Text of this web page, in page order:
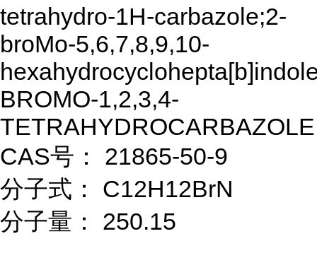
tetrahydro-1H-carbazole;2-
broMo-5,6,7,8,9,10-
BROMO-1,2,3,4-
TETRAHYDROCARBAZOLE
CAS号： 21865-50-9
分子式： C12H12BrN
分子量： 250.15